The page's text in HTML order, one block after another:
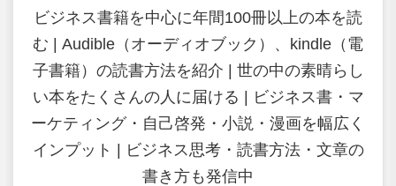
ビジネス書籍を中心に年間100冊以上の本を読
む | Audible（オーディオブック）、kindle（電
子書籍）の読書方法を紹介 | 世の中の素晴らし
い本をたくさんの人に届ける | ビジネス書・マ
ーケティング・自己啓発・小説・漫画を幅広く
インプット | ビジネス思考・読書方法・文章の
書き方も発信中